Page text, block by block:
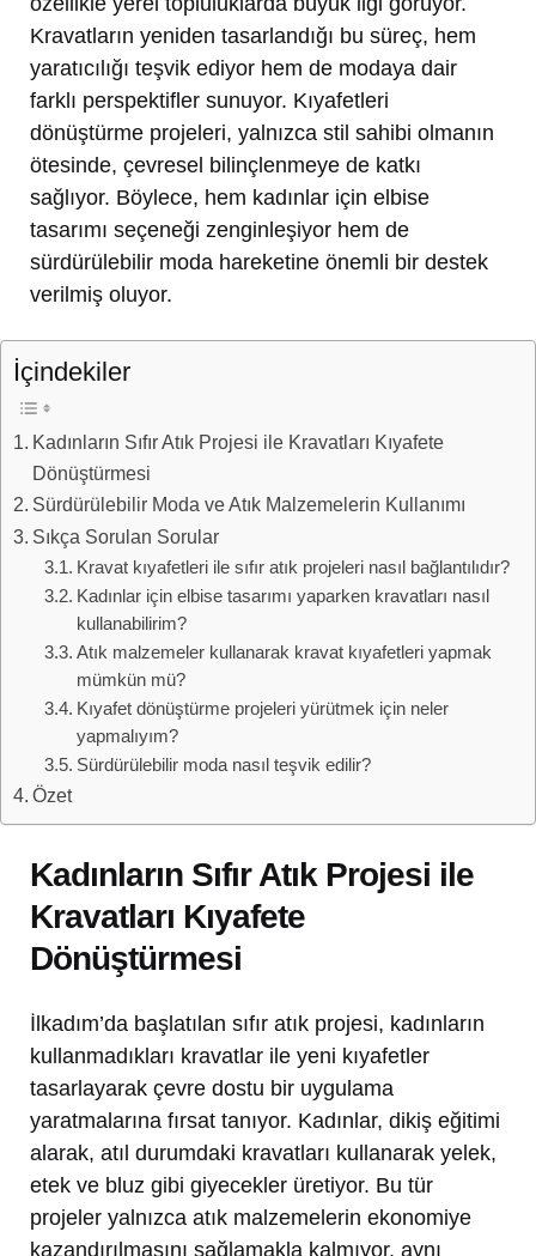
Kravatların yeniden tasarlandığı bu süreç, hem
yaratıcılığı teşvik ediyor hem de modaya dair
farklı perspektifler sunuyor. Kıyafetleri
dönüştürme projeleri, yalnızca stil sahibi olmanın
ötesinde, çevresel bilinçlenmeye de katkı
sağlıyor. Böylece, hem kadınlar için elbise
tasarımı seçeneği zenginleşiyor hem de
sürdürülebilir moda hareketine önemli bir destek
verilmiş oluyor.
İçindekiler
Kadınların Sıfır Atık Projesi ile Kravatları Kıyafete
Dönüştürmesi
Sürdürülebilir Moda ve Atık Malzemelerin Kullanımı
Sıkça Sorulan Sorular
Kravat kıyafetleri ile sıfır atık projeleri nasıl bağlantılıdır?
Kadınlar için elbise tasarımı yaparken kravatları nasıl
kullanabilirim?
Atık malzemeler kullanarak kravat kıyafetleri yapmak
mümkün mü?
Kıyafet dönüştürme projeleri yürütmek için neler
yapmalıyım?
Sürdürülebilir moda nasıl teşvik edilir?
Özet
Kadınların Sıfır Atık Projesi ile
Kravatları Kıyafete
Dönüştürmesi
İlkadım’da başlatılan sıfır atık projesi, kadınların
kullanmadıkları kravatlar ile yeni kıyafetler
tasarlayarak çevre dostu bir uygulama
yaratmalarına fırsat tanıyor. Kadınlar, dikiş eğitimi
alarak, atıl durumdaki kravatları kullanarak yelek,
etek ve bluz gibi giyecekler üretiyor. Bu tür
projeler yalnızca atık malzemelerin ekonomiye
kazandırılmasını sağlamakla kalmıyor, aynı